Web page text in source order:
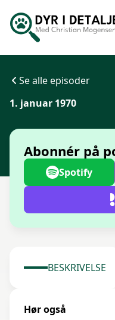
Se alle episoder
1. januar 1970
Abonnér på
Spotify
BESKRIVELSE
Hør også